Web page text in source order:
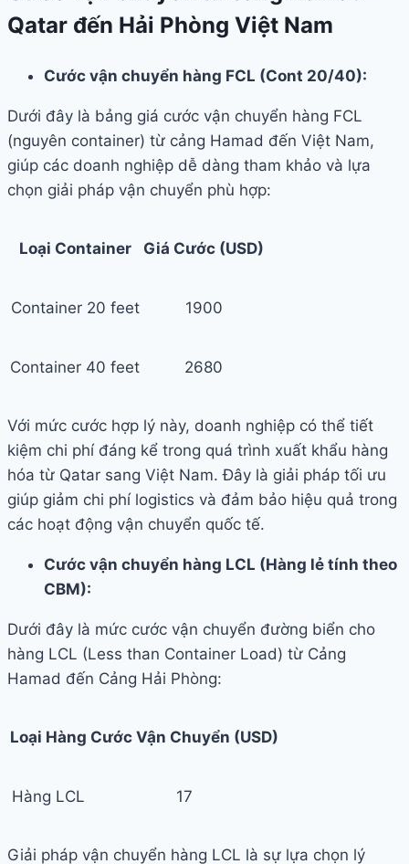
Qatar đến Hải Phòng Việt Nam
Cước vận chuyển hàng FCL (Cont 20/40):
Dưới đây là bảng giá cước vận chuyển hàng FCL
(nguyên container) từ cảng Hamad đến Việt Nam,
giúp các doanh nghiệp dễ dàng tham khảo và lựa
chọn giải pháp vận chuyển phù hợp:
Loại Container Giá Cước (USD)
Container 20 feet 1900
Container 40 feet 2680
Với mức cước hợp lý này, doanh nghiệp có thể tiết
kiệm chi phí đáng kể trong quá trình xuất khẩu hàng
hóa từ Qatar sang Việt Nam. Đây là giải pháp tối ưu
giúp giảm chi phí logistics và đảm bảo hiệu quả trong
các hoạt động vận chuyển quốc tế.
Cước vận chuyển hàng LCL (Hàng lẻ tính theo
CBM):
Dưới đây là mức cước vận chuyển đường biển cho
hàng LCL (Less than Container Load) từ Cảng
Hamad đến Cảng Hải Phòng:
Loại Hàng Cước Vận Chuyển (USD)
Hàng LCL 17
Giải pháp vận chuyển hàng LCL là sự lựa chọn lý